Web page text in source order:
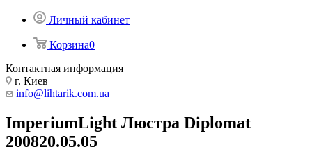
Личный кабинет
Корзина0
Контактная информация
г. Киев
info@lihtarik.com.ua
ImperiumLight Люстра Diplomat
200820.05.05